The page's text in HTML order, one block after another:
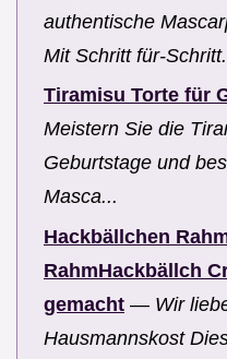
authentische
Mit Schritt für-
Tiramisu Torte für
Meistern Sie die
Geburtstage und
Masca...
Hackbällchen
RahmHackbällch
gemacht — Wir
Hausmannskost